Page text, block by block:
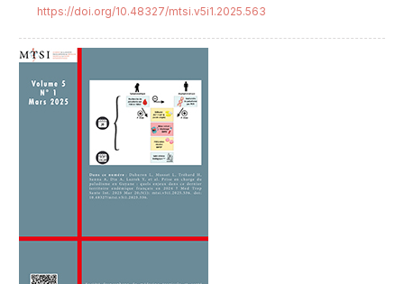
https://doi.org/10.48327/mtsi.v5i1.2025.563